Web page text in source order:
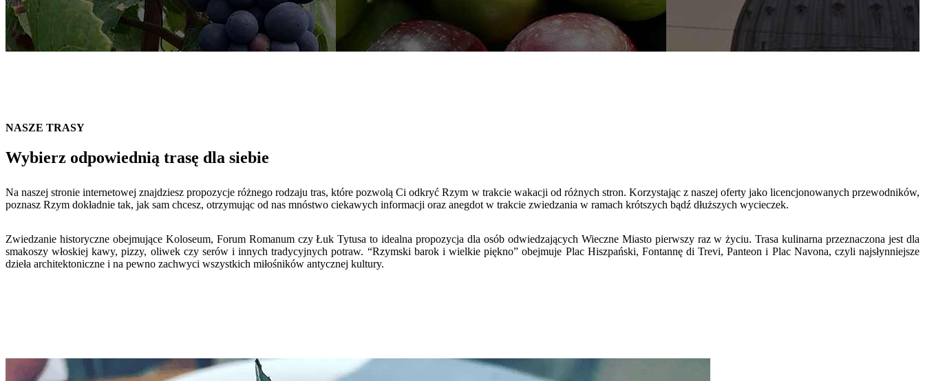
NASZE TRASY
Wybierz odpowiednią trasę dla siebie
Na naszej stronie internetowej znajdziesz propozycje różnego rodzaju tras, które pozwolą Ci odkryć Rzym w trakcie wakacji od różnych stron. Korzystając z naszej oferty jako licencjonowanych przewodników,
poznasz Rzym dokładnie tak, jak sam chcesz, otrzymując od nas mnóstwo ciekawych informacji oraz anegdot w trakcie zwiedzania w ramach krótszych bądź dłuższych wycieczek.
Zwiedzanie historyczne obejmujące Koloseum, Forum Romanum czy Łuk Tytusa to idealna propozycja dla osób odwiedzających Wieczne Miasto pierwszy raz w życiu. Trasa kulinarna przeznaczona jest dla
smakoszy włoskiej kawy, pizzy, oliwek czy serów i innych tradycyjnych potraw. “Rzymski barok i wielkie piękno” obejmuje Plac Hiszpański, Fontannę di Trevi, Panteon i Plac Navona, czyli najsłynniejsze
dzieła architektoniczne i na pewno zachwyci wszystkich miłośników antycznej kultury.